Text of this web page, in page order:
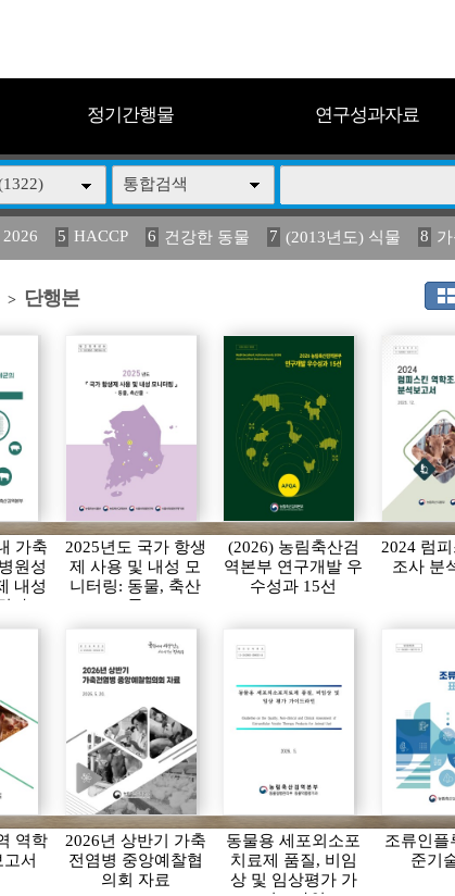
정기간행물 연구성과자료
통합검색
2026 5 HACCP 6 건강한 동물 7 (2013년도) 식물 8
14 (2013년도) 식 15 구제역 16 관리 17 연보 18
> 단행본
가축
원성
내성
과
2025년도 국가 항생
제 사용 및 내성 모
니터링: 동물, 축산
물
(2026) 농림축산검
역본부 연구개발 우
수성과 15선
2024 럼
조사 분
역학
서
2026년 상반기 가축
전염병 중앙예찰협
의회 자료
동물용 세포외소포
치료제 품질, 비임
상 및 임상평가 가
조류인플
준기